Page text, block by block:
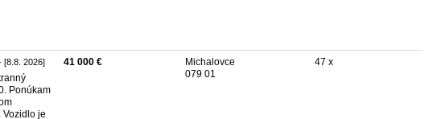
[8.8. 2026]
Ponúkam
Vozidlo je
41 000 €
Michalovce
079 01
47 x